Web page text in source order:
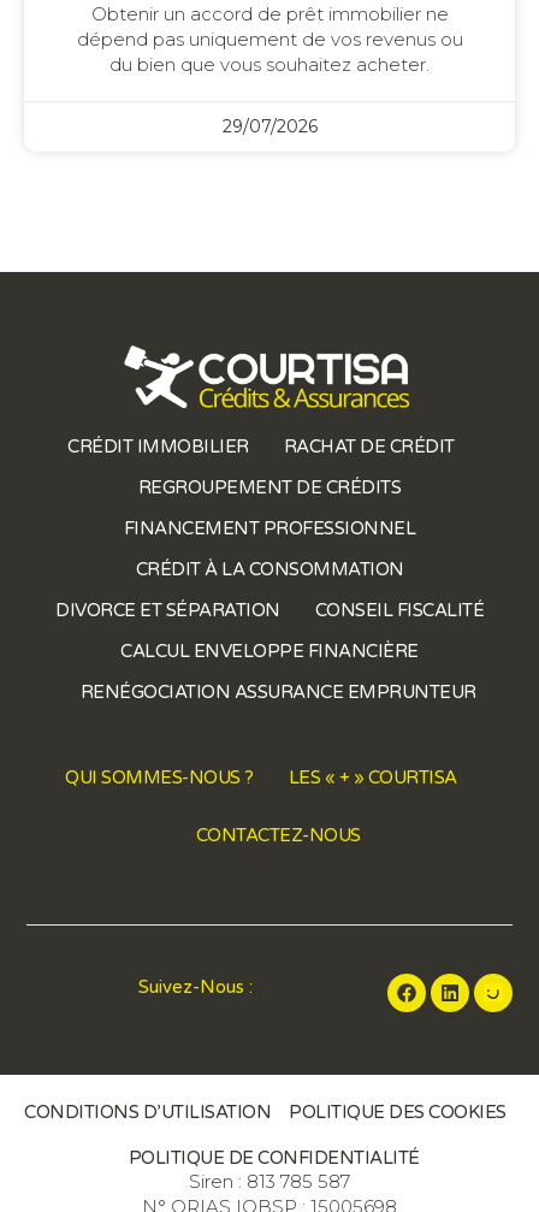
Obtenir un accord de prêt immobilier ne
dépend pas uniquement de vos revenus ou
du bien que vous souhaitez acheter.
29/07/2026
CRÉDIT IMMOBILIER
RACHAT DE CRÉDIT
REGROUPEMENT DE CRÉDITS
FINANCEMENT PROFESSIONNEL
CRÉDIT À LA CONSOMMATION
DIVORCE ET SÉPARATION
CONSEIL FISCALITÉ
CALCUL ENVELOPPE FINANCIÈRE
RENÉGOCIATION ASSURANCE EMPRUNTEUR
QUI SOMMES-NOUS ? LES « + » COURTISA
CONTACTEZ-NOUS
Suivez-Nous :
CONDITIONS D’UTILISATION POLITIQUE DES COOKIES
POLITIQUE DE CONFIDENTIALITÉ
Siren : 813 785 587
N° ORIAS IOBSP : 15005698